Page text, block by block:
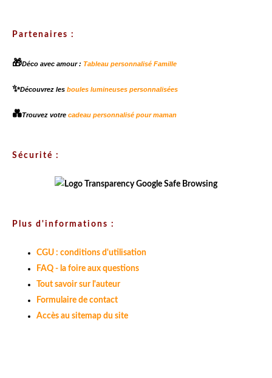
Partenaires :
🎁Déco avec amour : Tableau personnalisé Famille
✨Découvrez les boules lumineuses personnalisées
💑Trouvez votre cadeau personnalisé pour maman
Sécurité :
Plus d'informations :
CGU : conditions d'utilisation
FAQ - la foire aux questions
Tout savoir sur l'auteur
Formulaire de contact
Accès au sitemap du site